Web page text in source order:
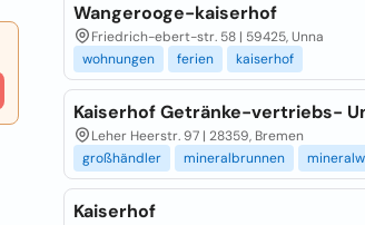
Wangerooge-kaiserhof
Friedrich-ebert-str. 58 | 59425, Unna
wohnungen
ferien kaiserhof
Kaiserhof Getränke-vertriebs-
Leher Heerstr. 97 | 28359, Bremen
großhändler
mineralbrunnen
Kaiserhof